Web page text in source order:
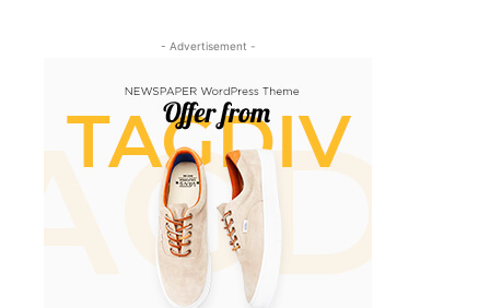
- Advertisement -